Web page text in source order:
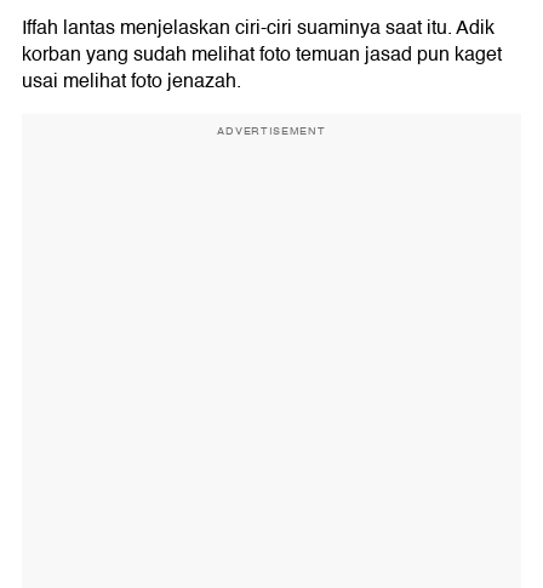
Iffah lantas menjelaskan ciri-ciri suaminya saat itu. Adik
korban yang sudah melihat foto temuan jasad pun kaget
usai melihat foto jenazah.
ADVERTISEMENT